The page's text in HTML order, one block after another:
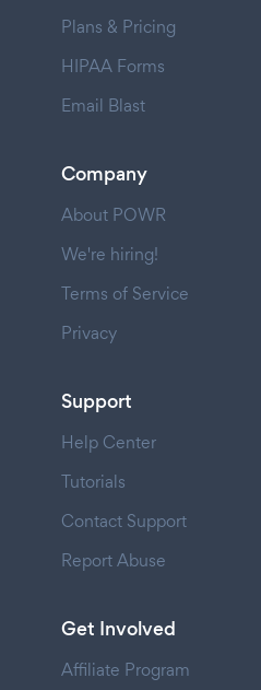
Plans & Pricing
HIPAA Forms
Email Blast
Company
About POWR
We're hiring!
Terms of Service
Privacy
Support
Help Center
Tutorials
Contact Support
Report Abuse
Get Involved
Affiliate Program